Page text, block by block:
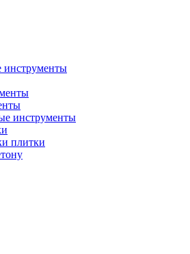
инструменты
инструменты
плитки